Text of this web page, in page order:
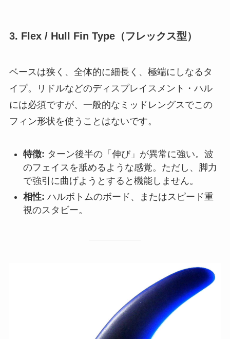
3. Flex / Hull Fin Type（フレックス型）
ベースは狭く、全体的に細長く、極端にしなるタ
イプ。リドルなどのディスプレイスメント・ハル
には必須ですが、一般的なミッドレングスでこの
フィン形状を使うことはないです。
特徴: ターン後半の「伸び」が異常に強い。波
のフェイスを舐めるような感覚。ただし、脚力
で強引に曲げようとすると機能しません。
相性: ハルボトムのボード、またはスピード重
視のスタビー。